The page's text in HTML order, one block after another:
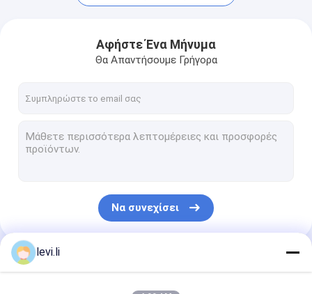
Αφήστε Ένα Μήνυμα
Θα Απαντήσουμε Γρήγορα
Να συνεχίσει
Οι Κατηγορίες Μας
levi.li